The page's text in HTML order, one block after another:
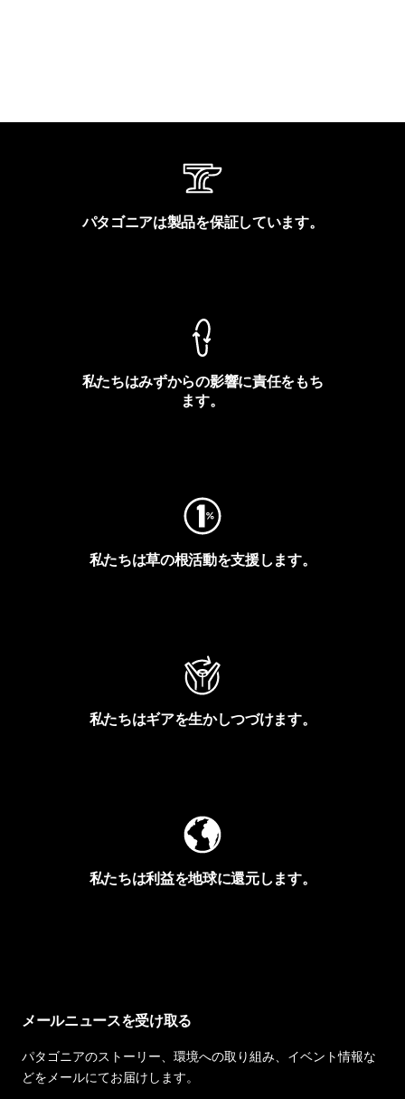
パタゴニアは製品を保証しています。
私たちはみずからの影響に責任をもち
ます。
私たちは草の根活動を支援します。
私たちはギアを生かしつづけます。
私たちは利益を地球に還元します。
メールニュースを受け取る
パタゴニアのストーリー、環境への取り組み、イベント情報な
どをメールにてお届けします。